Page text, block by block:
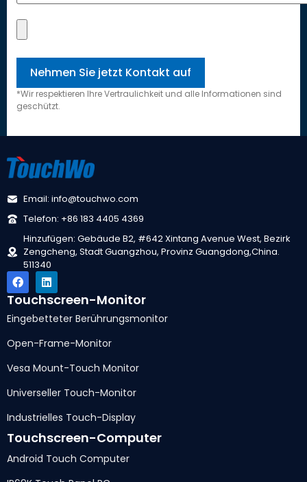
*Wir respektieren Ihre Vertraulichkeit und alle Informationen sind
geschützt.
Email: info@touchwo.com
Telefon: +86 183 4405 4369
Hinzufügen: Gebäude B2, #642 Xintang Avenue West, Bezirk
Zengcheng, Stadt Guangzhou, Provinz Guangdong,China.
511340
Touchscreen-Monitor
Eingebetteter Berührungsmonitor
Open-Frame-Monitor
Vesa Mount-Touch Monitor
Universeller Touch-Monitor
Industrielles Touch-Display
Touchscreen-Computer
Android Touch Computer